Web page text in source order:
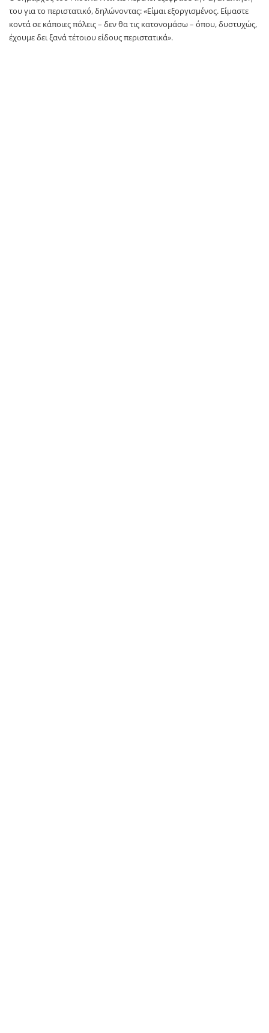
του για το περιστατικό, δηλώνοντας: «Είμαι εξοργισμένος. Είμαστε
κοντά σε κάποιες πόλεις – δεν θα τις κατονομάσω – όπου, δυστυχώς,
έχουμε δει ξανά τέτοιου είδους περιστατικά».